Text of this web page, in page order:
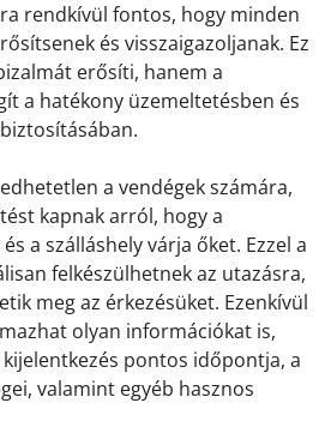
rendkívül fontos, hogy minden
és visszaigazoljanak. Ez
erősíti, hanem a
a hatékony üzemeltetésben és
a vendégek számára,
kapnak arról, hogy a
a szálláshely várja őket. Ezzel a
felkészülhetnek az utazásra,
meg az érkezésüket. Ezenkívül
olyan információkat is,
pontos időpontja, a
valamint egyéb hasznos